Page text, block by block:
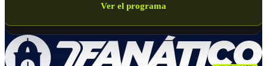
disponibilidad para trasladarse a la ciudad de Quito, en las
La Empresa Pública de Comunicación del Ecuador EP no
asumirá ningún costo relacionado con la participación en el
concurso, como gastos de traslado, hospedaje, alimentación u
Ver el programa